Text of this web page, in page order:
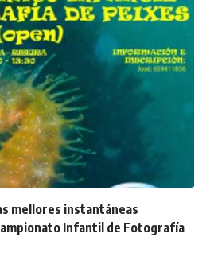
mellores instantáneas
Infantil de Fotografía